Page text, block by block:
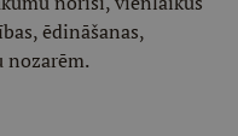
ēdināšanas,